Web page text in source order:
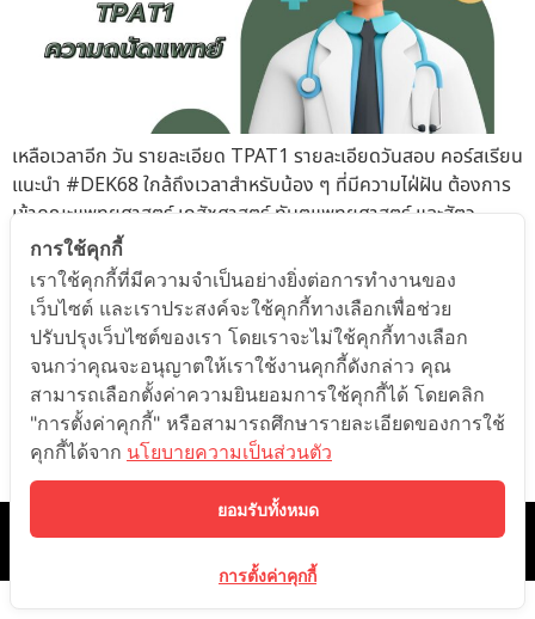
เหลือเวลาอีก วัน รายละเอียด TPAT1 รายละเอียดวันสอบ คอร์สเรียน
แนะนำ #DEK68 ใกล้ถึงเวลาสำหรับน้อง ๆ ที่มีความไฝ่ฝัน ต้องการ
เข้าคณะแพทยศาสตร์ เภสัชศาสตร์ ทันตแพทยศาสตร์ และสัตว
แพทยศาสตร์ เชื่อว่าน้อง ๆ หลายคนทราบกันดีว่า การสอบ TPAT1
เอง ก็คือการสอบเกี่ยวกับความถนัดทางแพทยศาสตร์ ใครที่มีเป้า
หมายแน่นอนอยู่แล้วเนี่ย พลาดไม่ได้กับบทความนี้เลยทีเดียว
DEK68 เตรียมรับมือกับTPAT1ความถนัดทางแพทยศาสตร์ ในโค้ง
สุดท้ายกัน จะมีอะไรน่าสนใจบ้าง อ่านต่อกันเลย สัดส่วนคะแนน
TPAT1 68 📈 วิชาความถนัดแพทย์ (กสพท หรือ TPAT1) =
30%วิชา A-Level (วิชาสามัญ) = 70%(โดย A-Level แต่ละวิชา ควร
ได้คะแนนไม่น้อยกว่า ร้อยละ 30) โดย การสอบ TPAT1 มีทั้งหมด 3
พาร์ท 300 คะแนนเต็มประกอบไปด้วย […]
©️ 2021 ONDEMAND EDUCATION CO.,LTD. ALL RIGHTS RESERVED.
BY LEARN CORPORATION
การใช้คุกกี้
เราใช้คุกกี้ที่มีความจำเป็นอย่างยิ่งต่อการทำงานของ
เว็บไซต์ และเราประสงค์จะใช้คุกกี้ทางเลือกเพื่อช่วย
ปรับปรุงเว็บไซต์ของเรา โดยเราจะไม่ใช้คุกกี้ทางเลือก
จนกว่าคุณจะอนุญาตให้เราใช้งานคุกกี้ดังกล่าว คุณ
สามารถเลือกตั้งค่าความยินยอมการใช้คุกกี้ได้ โดยคลิก
"การตั้งค่าคุกกี้" หรือสามารถศึกษารายละเอียดของการใช้
คุกกี้ได้จาก นโยบายความเป็นส่วนตัว
ยอมรับทั้งหมด
การตั้งค่าคุกกี้